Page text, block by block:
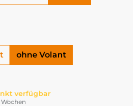
ohne Volant
verfügbar